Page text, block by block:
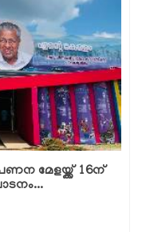
മേളയ്ക്ക് 16ന്